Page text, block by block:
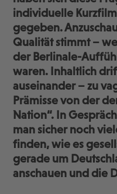
individuelle
gegeben.
Qualität stimmt –
der Berlinale-
waren. Inhaltlich
auseinander – zu
Prämisse von der
Nation“. In
man sicher noch
finden, wie es
gerade um
anschauen und die